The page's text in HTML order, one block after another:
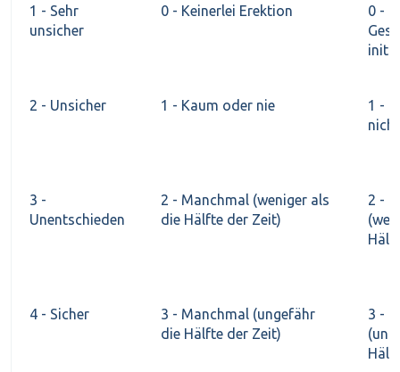
1 - Sehr
unsicher
0 - Keinerlei Erektion
0 -
2 - Unsicher 1 - Kaum oder nie
1 -
nicht
3 -
Unentschieden
2 - Manchmal (weniger als
die Hälfte der Zeit)
2 -
4 - Sicher
3 - Manchmal (ungefähr
die Hälfte der Zeit)
3 -